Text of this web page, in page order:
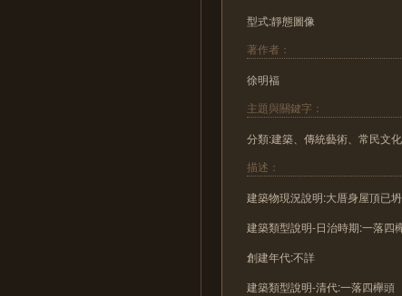
型式:靜態圖像
著作者：
徐明福
主題與關鍵字：
分類:建築、傳統藝術、常民文化
描述：
建築物現況說明:大厝身屋頂已
建築類型說明-日治時期:一落四
創建年代:不詳
建築類型說明-清代:一落四櫸頭